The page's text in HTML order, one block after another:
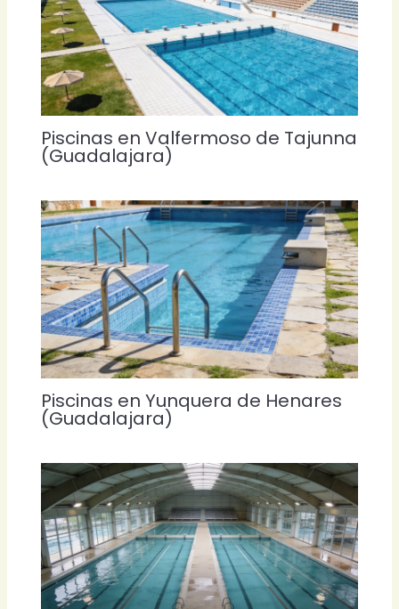
Piscinas en Valfermoso de Tajunna
(Guadalajara)
Piscinas en Yunquera de Henares
(Guadalajara)